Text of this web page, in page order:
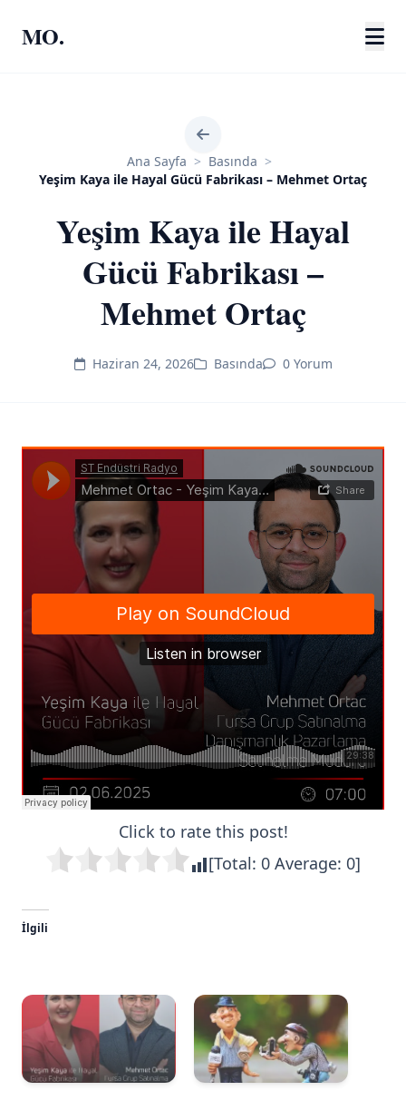
MO.
Ana Sayfa > Basında >
Yeşim Kaya ile Hayal Gücü Fabrikası – Mehmet Ortaç
Yeşim Kaya ile Hayal
Gücü Fabrikası –
Mehmet Ortaç
Haziran 24, 2026 Basında 0 Yorum
Click to rate this post!
[Total: 0 Average: 0]
İlgili